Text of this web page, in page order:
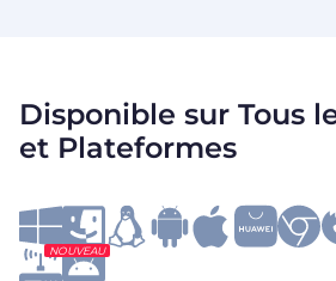
Disponible sur Tous
et Plateformes
NOUVEAU